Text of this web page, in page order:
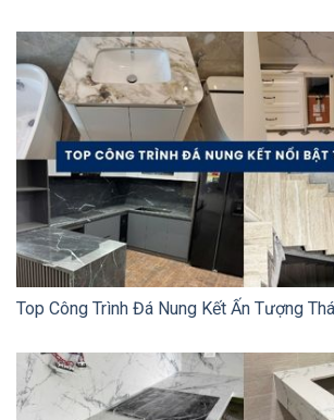
Top Công Trình Đá Nung Kết Ấn Tượng